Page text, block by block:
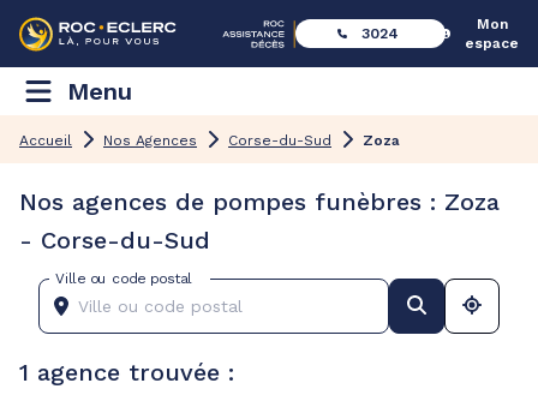
3024
Mon
espace
Menu
Accueil Nos Agences Corse-du-Sud Zoza
Nos agences de pompes funèbres : Zoza
- Corse-du-Sud
Ville ou code postal
1 agence trouvée :